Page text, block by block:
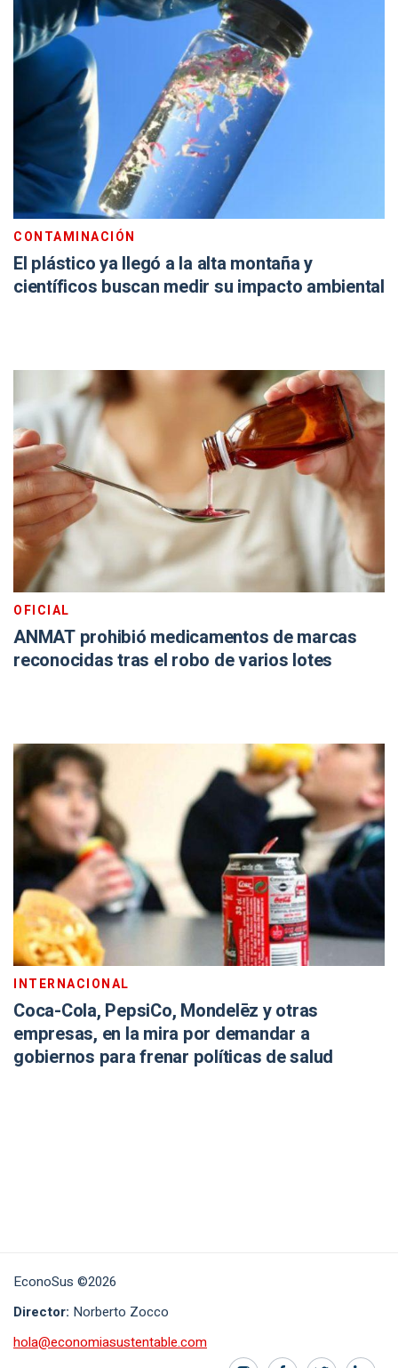
CONTAMINACIÓN
El plástico ya llegó a la alta montaña y
científicos buscan medir su impacto ambiental
OFICIAL
ANMAT prohibió medicamentos de marcas
reconocidas tras el robo de varios lotes
INTERNACIONAL
Coca-Cola, PepsiCo, Mondelēz y otras
empresas, en la mira por demandar a
gobiernos para frenar políticas de salud
EconoSus ©2026
Director: Norberto Zocco
hola@economiasustentable.com